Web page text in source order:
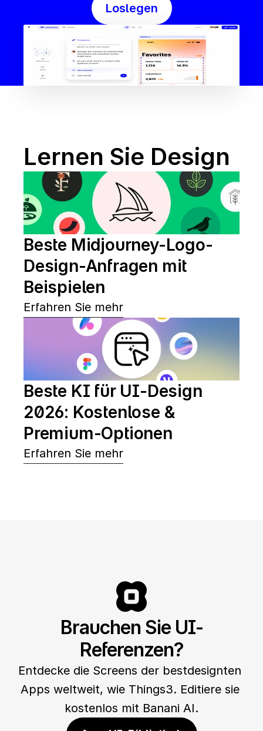
Loslegen
Lernen Sie Design
Beste Midjourney-Logo-
Design-Anfragen mit
Beispielen
Erfahren Sie mehr
Beste KI für UI-Design
2026: Kostenlose &
Premium-Optionen
Erfahren Sie mehr
Brauchen Sie UI-
Referenzen?
Entdecke die Screens der bestdesignten
Apps weltweit, wie Things3. Editiere sie
kostenlos mit Banani AI.